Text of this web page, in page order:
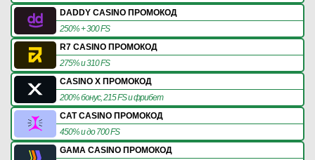
DADDY CASINO ПРОМОКОД
250% + 300 FS
R7 CASINO ПРОМОКОД
275% и 310 FS
CASINO X ПРОМОКОД
200% бонус, 215 FS и фрибет
CAT CASINO ПРОМОКОД
450% и до 700 FS
GAMA CASINO ПРОМОКОД